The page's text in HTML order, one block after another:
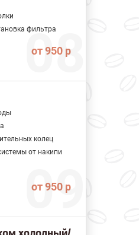
фильтра
от 950 р
колец
от накипи
от 950 р